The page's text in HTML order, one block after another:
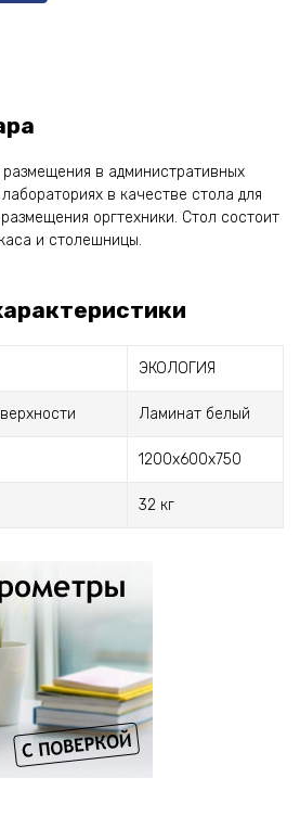
в административных
в качестве стола для
оргтехники. Стол состоит
и столешницы.
ЭКОЛОГИЯ
Ламинат белый
1200x600x750
32 кг